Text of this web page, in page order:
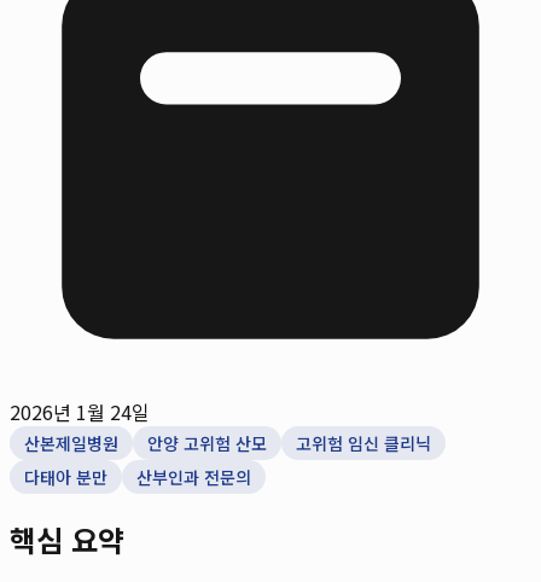
2026년 1월 24일
산본제일병원 안양 고위험 산모
고위험 임신 클리닉
다태아 분만
산부인과 전문의
핵심 요약